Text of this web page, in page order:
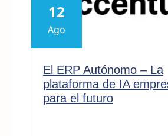
12
Ago
El ERP Autónomo – La
plataforma de IA
para el futuro